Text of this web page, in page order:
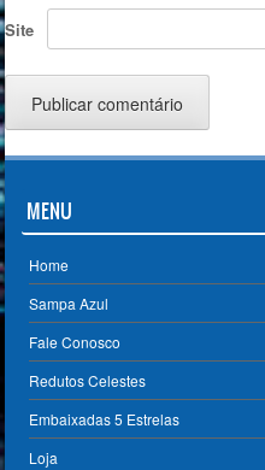
Site
MENU
Home
Sampa Azul
Fale Conosco
Redutos Celestes
Embaixadas 5 Estrelas
Loja